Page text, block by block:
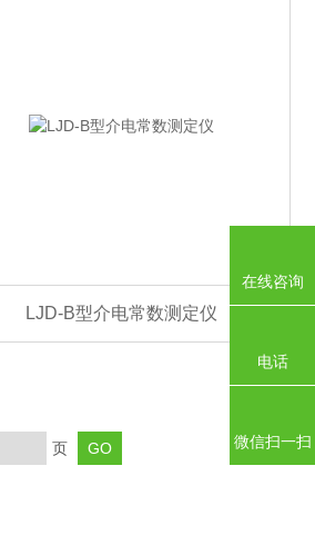
LJD-B型介电常数测定仪
页
在线咨询
电话
微信扫一扫